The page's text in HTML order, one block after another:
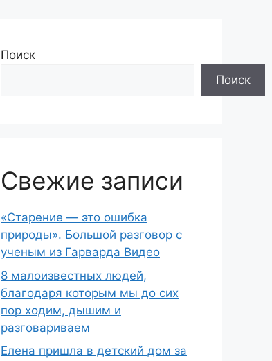
Поиск
Поиск
Свежие записи
«Старение — это ошибка
природы». Большой разговор с
ученым из Гарварда Видео
8 малоизвестных людей,
благодаря которым мы до сих
пор ходим, дышим и
разговариваем
Елена пришла в детский дом за